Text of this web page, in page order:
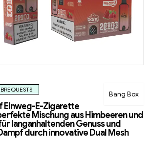
Bang Box
Einweg-E-Zigarette
Mischung aus Himbeeren und
langanhaltenden Genuss und
durch innovative Dual Mesh